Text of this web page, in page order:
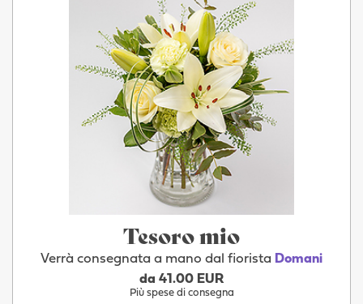
Tesoro mio
Verrà consegnata a mano dal fiorista Domani
da 41.00 EUR
Più spese di consegna